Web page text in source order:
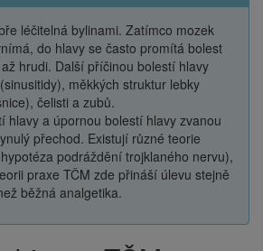
léčitelná bylinami. Zatímco mozek
do hlavy se často promítá bolest
hrudi. Další příčinou bolestí hlavy
měkkých struktur lebky
čelisti a zubů.
hlavy a úpornou bolestí hlavy zvanou
přechod. Existují různé teorie
podráždění trojklaného nervu),
praxe TČM zde přináší úlevu stejně
běžná analgetika.